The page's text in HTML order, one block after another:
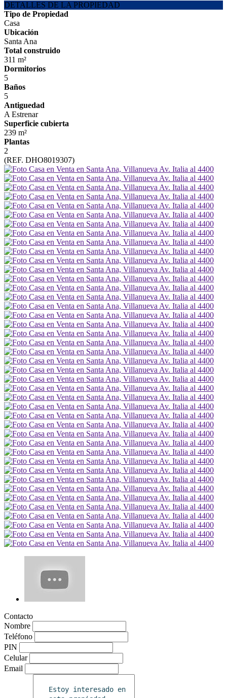
DETALLES DE LA PROPIEDAD
Tipo de Propiedad
Casa
Ubicación
Santa Ana
Total construido
311 m²
Dormitorios
5
Baños
5
Antiguedad
A Estrenar
Superficie cubierta
239 m²
Plantas
2
(REF. DHO8019307)
Contacto
Nombre
Teléfono
PIN
Celular
Email